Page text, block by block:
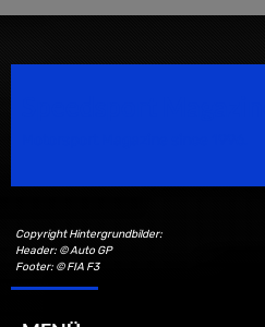
Copyright Hintergrundbilder:
Header: © Auto GP
Footer: © FIA F3